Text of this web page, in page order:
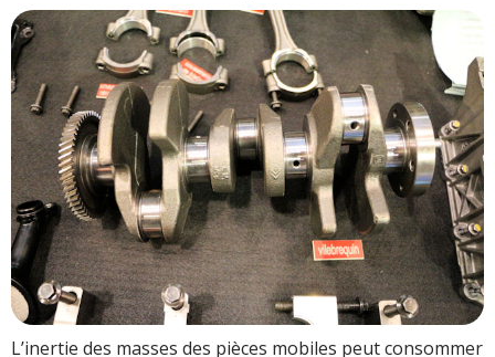
L’inertie des masses des pièces mobiles peut consommer